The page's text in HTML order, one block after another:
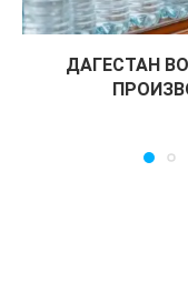
ДАГЕСТАН